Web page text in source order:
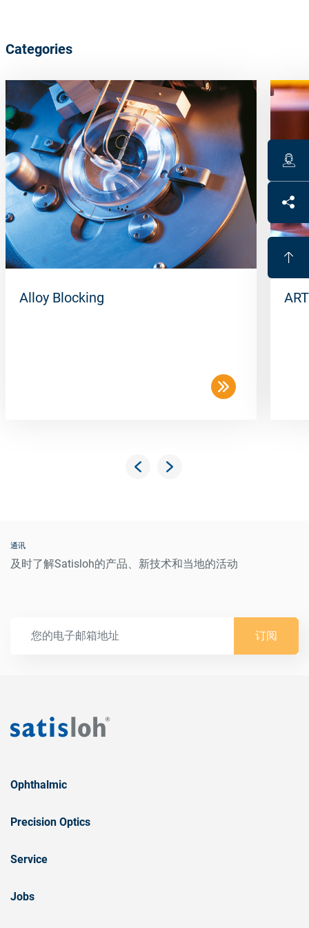
Categories
Alloy Blocking
通讯
及时了解Satisloh的产品、新技术和当地的活动
订阅
Ophthalmic
Precision Optics
Service
Jobs